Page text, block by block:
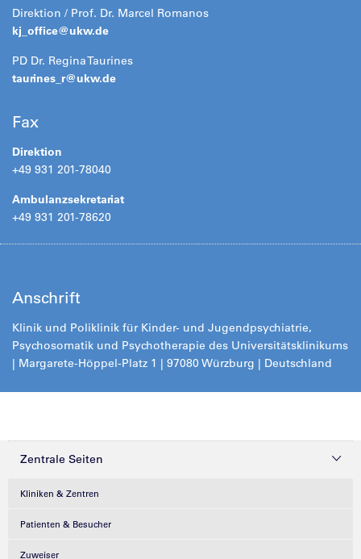
Direktion / Prof. Dr. Marcel Romanos
kj_office@ukw.de
PD Dr. Regina Taurines
taurines_r@ukw.de
Fax
Direktion
+49 931 201-78040
Ambulanzsekretariat
+49 931 201-78620
Anschrift
Klinik und Poliklinik für Kinder- und Jugendpsychiatrie,
Psychosomatik und Psychotherapie des Universitätsklinikums
| Margarete-Höppel-Platz 1 | 97080 Würzburg | Deutschland
Zentrale Seiten
Kliniken & Zentren
Patienten & Besucher
Zuweiser